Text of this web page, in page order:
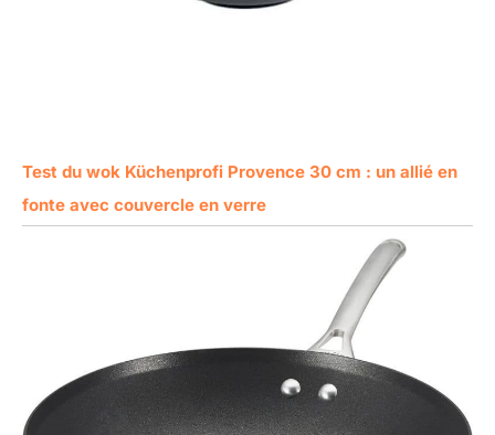
Test du wok Küchenprofi Provence 30 cm : un allié en
fonte avec couvercle en verre